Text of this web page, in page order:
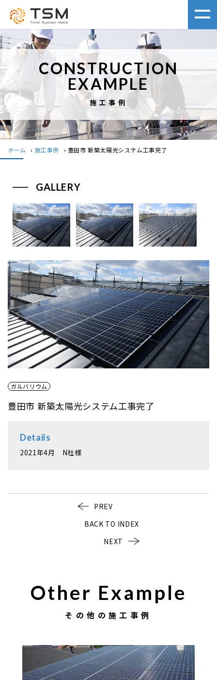
CONSTRUCTION
EXAMPLE
施工事例
ホーム › 施工事例 › 豊田市 新築太陽光システム工事完了
ガルバリウム
豊田市 新築太陽光システム工事完了
Details
2021年4月 N社様
GALLERY
PREV
BACK TO INDEX
NEXT
Other Example
その他の施工事例